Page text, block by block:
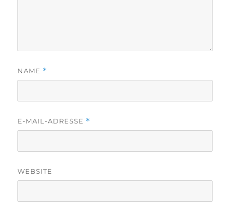
NAME *
E-MAIL-ADRESSE *
WEBSITE